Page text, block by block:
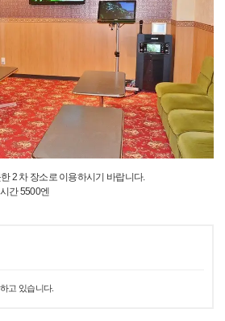
2 차 장소로 이용하시기 바랍니다.
간 5500엔
고 있습니다.